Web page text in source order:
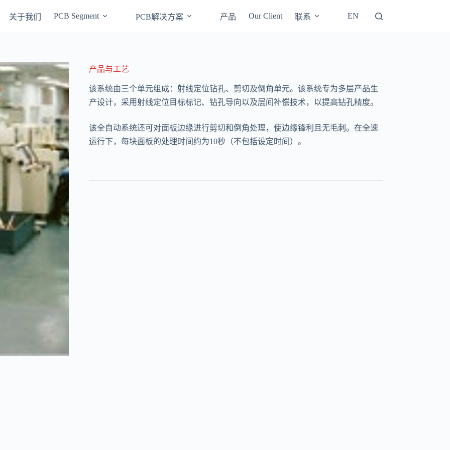
关于我们 PCB Segment PCB解决方案 产品 Our Client 联系 EN
产品与工艺
该系统由三个单元组成：射线定位钻孔、剪切及倒角单元。该系统专为多层产品生
产设计，采用射线定位目标标记、钻孔导向以及层间补偿技术，以提高钻孔精度。
该全自动系统还可对面板边缘进行剪切和倒角处理，使边缘锋利且无毛刺。在全速
运行下，每块面板的处理时间约为10秒（不包括设定时间）。